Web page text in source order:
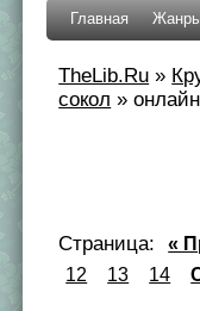
Главная
TheLib.Ru »
сокол »
Страница: «
12
13 14